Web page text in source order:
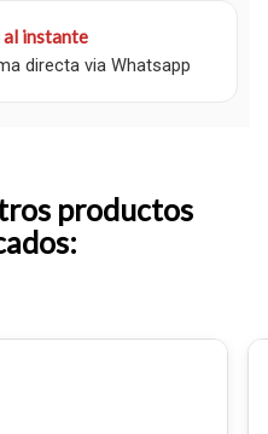
instante
directa via Whatsapp
productos